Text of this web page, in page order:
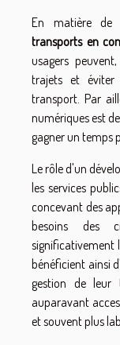
En matière de
transports en
usagers
trajets et éviter
transport. Par
numériques est
gagner un temps
Le rôle d'un
les services
concevant des
besoins des
significativement
bénéficient ainsi
gestion de leur
auparavant
et souvent plus